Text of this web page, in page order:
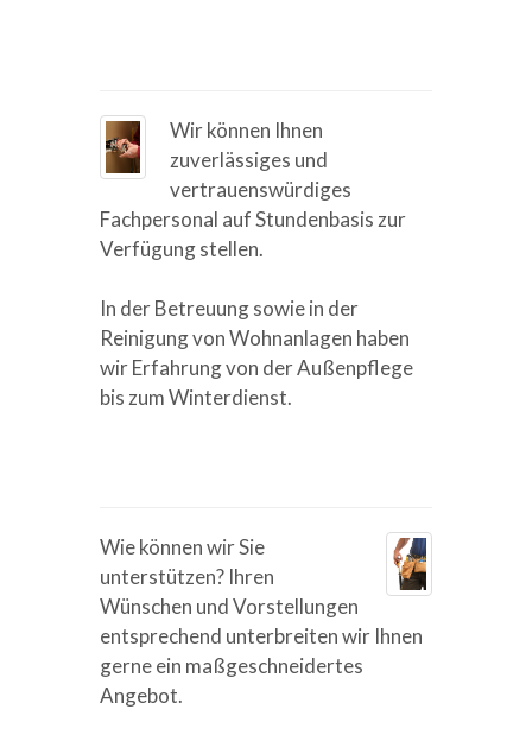
Wir können Ihnen
zuverlässiges und
vertrauenswürdiges
Fachpersonal auf Stundenbasis zur
Verfügung stellen.
In der Betreuung sowie in der
Reinigung von Wohnanlagen haben
wir Erfahrung von der Außenpflege
bis zum Winterdienst.
Wie können wir Sie
unterstützen? Ihren
Wünschen und Vorstellungen
entsprechend unterbreiten wir Ihnen
gerne ein maßgeschneidertes
Angebot.